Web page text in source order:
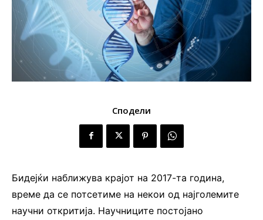
Сподели
Бидејќи наближува крајот на 2017-та година,
време да се потсетиме на некои од најголемите
научни откритија. Научниците постојано